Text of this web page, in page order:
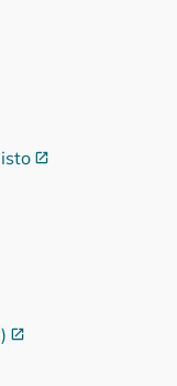
Ulkoinen linkki
linkki
Ulkoinen linkki
linkki